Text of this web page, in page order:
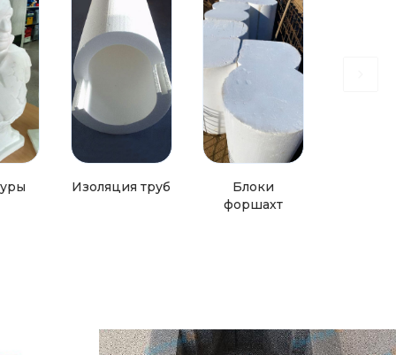
Изоляция труб
Блоки
форшахт